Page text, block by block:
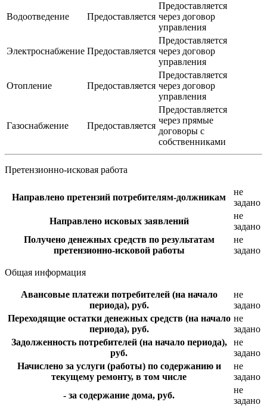
Водоотведение Предоставляется
Предоставляется
через договор
управления
Электроснабжение Предоставляется
Предоставляется
через договор
управления
Отопление Предоставляется
Предоставляется
через договор
управления
Газоснабжение Предоставляется
Предоставляется
через прямые
договоры с
собственниками
Претензионно-исковая работа
Направлено претензий потребителям-должникам
не
задано
Направлено исковых заявлений
не
задано
Получено денежных средств по результатам
претензионно-исковой работы
не
задано
Общая информация
Авансовые платежи потребителей (на начало
периода), руб.
не
задано
Переходящие остатки денежных средств (на начало
периода), руб.
не
задано
Задолженность потребителей (на начало периода),
руб.
не
задано
Начислено за услуги (работы) по содержанию и
текущему ремонту, в том числе
не
задано
- за содержание дома, руб.
не
задано